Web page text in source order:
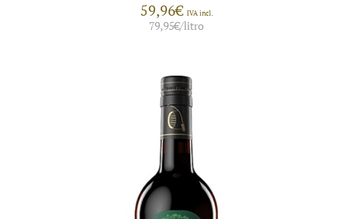
59,96€ IVA incl.
79,95€/litro